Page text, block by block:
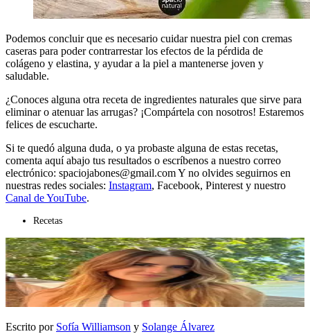
Podemos concluir que es necesario cuidar nuestra piel con cremas
caseras para poder contrarrestar los efectos de la pérdida de
colágeno y elastina, y ayudar a la piel a mantenerse joven y
saludable.
¿Conoces alguna otra receta de ingredientes naturales que sirve para
eliminar o atenuar las arrugas? ¡Compártela con nosotros! Estaremos
felices de escucharte.
Si te quedó alguna duda, o ya probaste alguna de estas recetas,
comenta aquí abajo tus resultados o escríbenos a nuestro correo
electrónico: spaciojabones@gmail.com Y no olvides seguirnos en
nuestras redes sociales: Instagram, Facebook, Pinterest y nuestro
Canal de YouTube.
Recetas
Escrito por Sofía Williamson y Solange Álvarez